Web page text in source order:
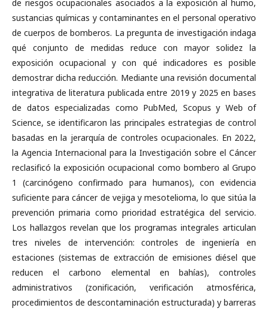
de riesgos ocupacionales asociados a la exposición al humo,
sustancias químicas y contaminantes en el personal operativo
de cuerpos de bomberos. La pregunta de investigación indaga
qué conjunto de medidas reduce con mayor solidez la
exposición ocupacional y con qué indicadores es posible
demostrar dicha reducción. Mediante una revisión documental
integrativa de literatura publicada entre 2019 y 2025 en bases
de datos especializadas como PubMed, Scopus y Web of
Science, se identificaron las principales estrategias de control
basadas en la jerarquía de controles ocupacionales. En 2022,
la Agencia Internacional para la Investigación sobre el Cáncer
reclasificó la exposición ocupacional como bombero al Grupo
1 (carcinógeno confirmado para humanos), con evidencia
suficiente para cáncer de vejiga y mesotelioma, lo que sitúa la
prevención primaria como prioridad estratégica del servicio.
Los hallazgos revelan que los programas integrales articulan
tres niveles de intervención: controles de ingeniería en
estaciones (sistemas de extracción de emisiones diésel que
reducen el carbono elemental en bahías), controles
administrativos (zonificación, verificación atmosférica,
procedimientos de descontaminación estructurada) y barreras